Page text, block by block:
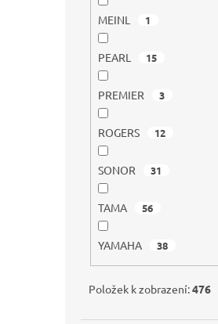
MEINL 1
PEARL 15
PREMIER 3
ROGERS 12
SONOR 31
TAMA 56
YAMAHA 38
Položek k zobrazení:476